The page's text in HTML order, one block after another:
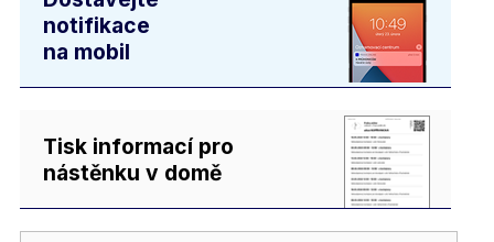
notifikace
na mobil
Tisk informací pro
nástěnku v domě